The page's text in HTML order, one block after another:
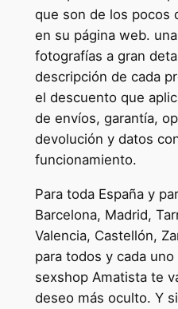
que son de los pocos
en su página web.
fotografías a gran
descripción de cada
el descuento que
de envíos, garantía,
devolución y datos
funcionamiento.
Para toda España y
Barcelona, Madrid,
Valencia, Castellón,
para todos y cada
sexshop Amatista te
deseo más oculto. Y